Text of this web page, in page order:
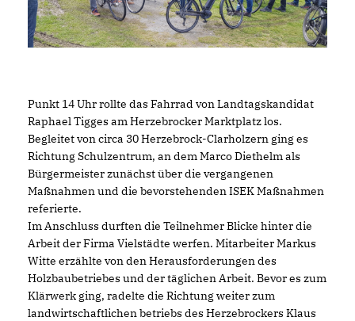
Punkt 14 Uhr rollte das Fahrrad von Landtagskandidat
Raphael Tigges am Herzebrocker Marktplatz los.
Begleitet von circa 30 Herzebrock-Clarholzern ging es
Richtung Schulzentrum, an dem Marco Diethelm als
Bürgermeister zunächst über die vergangenen
Maßnahmen und die bevorstehenden ISEK Maßnahmen
referierte.
Im Anschluss durften die Teilnehmer Blicke hinter die
Arbeit der Firma Vielstädte werfen. Mitarbeiter Markus
Witte erzählte von den Herausforderungen des
Holzbaubetriebes und der täglichen Arbeit. Bevor es zum
Klärwerk ging, radelte die Richtung weiter zum
landwirtschaftlichen betriebs des Herzebrockers Klaus